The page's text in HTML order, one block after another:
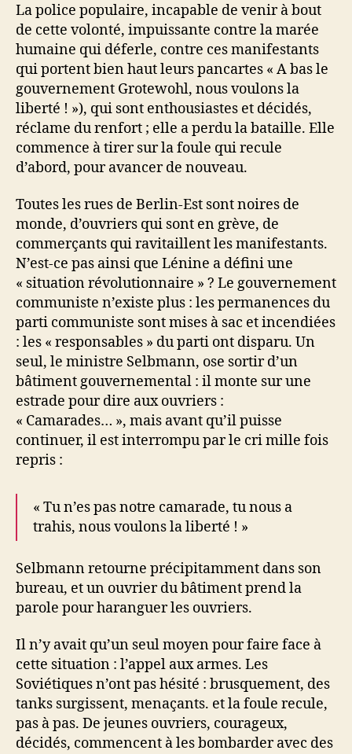
La police populaire, incapable de venir à bout
de cette volonté, impuissante contre la marée
humaine qui déferle, contre ces manifestants
qui portent bien haut leurs pancartes « A bas le
gouvernement Grotewohl, nous voulons la
liberté ! »), qui sont enthousiastes et décidés,
réclame du renfort ; elle a perdu la bataille. Elle
commence à tirer sur la foule qui recule
d’abord, pour avancer de nouveau.
Toutes les rues de Berlin-Est sont noires de
monde, d’ouvriers qui sont en grève, de
commerçants qui ravitaillent les manifestants.
N’est-ce pas ainsi que Lénine a défini une
« situation révolutionnaire » ? Le gouvernement
communiste n’existe plus : les permanences du
parti communiste sont mises à sac et incendiées
: les « responsables » du parti ont disparu. Un
seul, le ministre Selbmann, ose sortir d’un
bâtiment gouvernemental : il monte sur une
estrade pour dire aux ouvriers :
« Camarades… », mais avant qu’il puisse
continuer, il est interrompu par le cri mille fois
repris :
« Tu n’es pas notre camarade, tu nous a
trahis, nous voulons la liberté ! »
Selbmann retourne précipitamment dans son
bureau, et un ouvrier du bâtiment prend la
parole pour haranguer les ouvriers.
Il n’y avait qu’un seul moyen pour faire face à
cette situation : l’appel aux armes. Les
Soviétiques n’ont pas hésité : brusquement, des
tanks surgissent, menaçants. et la foule recule,
pas à pas. De jeunes ouvriers, courageux,
décidés, commencent à les bombarder avec des